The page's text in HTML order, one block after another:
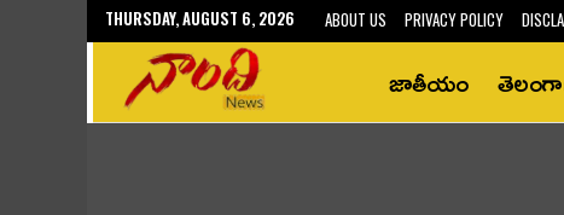
THURSDAY, AUGUST 6, 2026 ABOUT US PRIVACY POLICY
జాతీయం